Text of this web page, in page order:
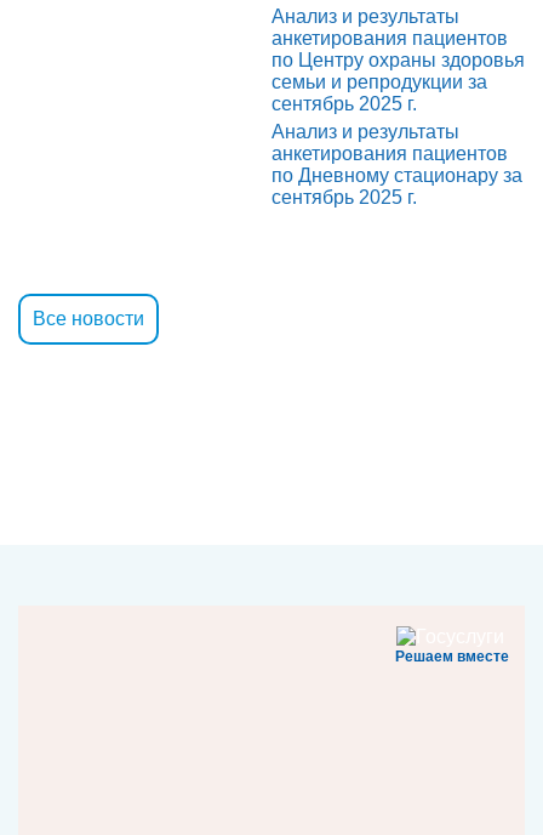
Анализ и результаты
анкетирования пациентов
по Центру охраны здоровья
семьи и репродукции за
сентябрь 2025 г.
Анализ и результаты
анкетирования пациентов
по Дневному стационару за
сентябрь 2025 г.
Все новости
Решаем вместе